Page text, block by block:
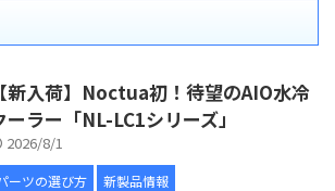
【新入荷】Noctua初！待望のAIO水冷
ーラー「NL-LC1シリーズ」
2026/8/1
ーツの選び方 新製品情報